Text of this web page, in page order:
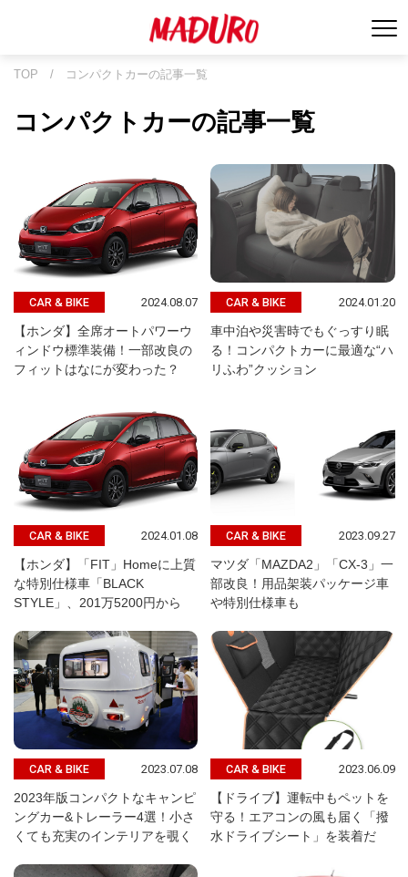
TOP / コンパクトカーの記事一覧
コンパクトカーの記事一覧
CAR & BIKE 2024.08.07
【ホンダ】全席オートパワーウ
ィンドウ標準装備！一部改良の
フィットはなにが変わった？
CAR & BIKE 2024.01.20
車中泊や災害時でもぐっすり眠
る！コンパクトカーに最適な“ハ
リふわ”クッション
CAR & BIKE 2024.01.08
【ホンダ】「FIT」Homeに上質
な特別仕様車「BLACK
STYLE」、201万5200円から
CAR & BIKE 2023.09.27
マツダ「MAZDA2」「CX-3」一
部改良！用品架装パッケージ車
や特別仕様車も
CAR & BIKE 2023.07.08
2023年版コンパクトなキャンピ
ングカー&トレーラー4選！小さ
くても充実のインテリアを覗く
CAR & BIKE 2023.06.09
【ドライブ】運転中もペットを
守る！エアコンの風も届く「撥
水ドライブシート」を装着だ